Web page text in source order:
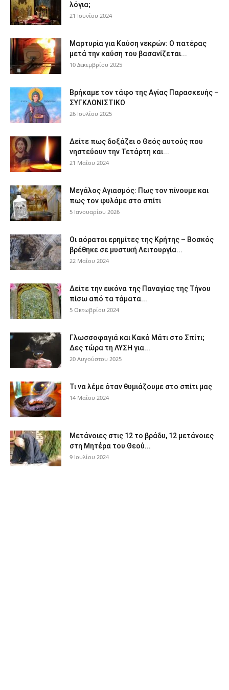
λόγια;
21 Ιουνίου 2024
Μαρτυρία για Καύση νεκρών: Ο πατέρας
μετά την καύση του βασανίζεται...
10 Δεκεμβρίου 2025
Βρήκαμε τον τάφο της Αγίας Παρασκευής –
ΣΥΓΚΛΟΝΙΣΤΙΚΟ
26 Ιουλίου 2025
Δείτε πως δοξάζει ο Θεός αυτούς που
νηστεύουν την Τετάρτη και...
21 Μαΐου 2024
Μεγάλος Αγιασμός: Πως τον πίνουμε και
πως τον φυλάμε στο σπίτι
5 Ιανουαρίου 2026
Οι αόρατοι ερημίτες της Κρήτης – Βοσκός
βρέθηκε σε μυστική Λειτουργία...
22 Μαΐου 2024
Δείτε την εικόνα της Παναγίας της Τήνου
πίσω από τα τάματα...
5 Οκτωβρίου 2024
Γλωσσοφαγιά και Κακό Μάτι στο Σπίτι;
Δες τώρα τη ΛΥΣΗ για...
20 Αυγούστου 2025
Τι να λέμε όταν θυμιάζουμε στο σπίτι μας
14 Μαΐου 2024
Μετάνοιες στις 12 το βράδυ, 12 μετάνοιες
στη Μητέρα του Θεού...
9 Ιουλίου 2024